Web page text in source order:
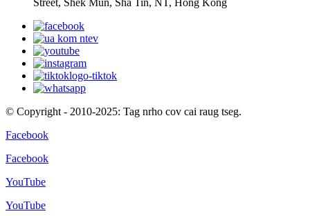
Street, Shek Mun, Sha Tin, NT, Hong Kong
© Copyright - 2010-2025: Tag nrho cov cai raug tseg.
Facebook
Facebook
YouTube
YouTube